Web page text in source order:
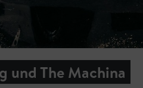
und The Machina